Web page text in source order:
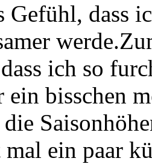
Gefühl, dass
ich so
ein bisschen
die
ein paar